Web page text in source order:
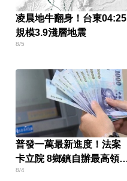
凌晨地牛翻身！台東04:25
規模3.9淺層地震
8/5
普發一萬最新進度！法案
卡立院 8鄉鎮自辦最高領1
萬
8/4